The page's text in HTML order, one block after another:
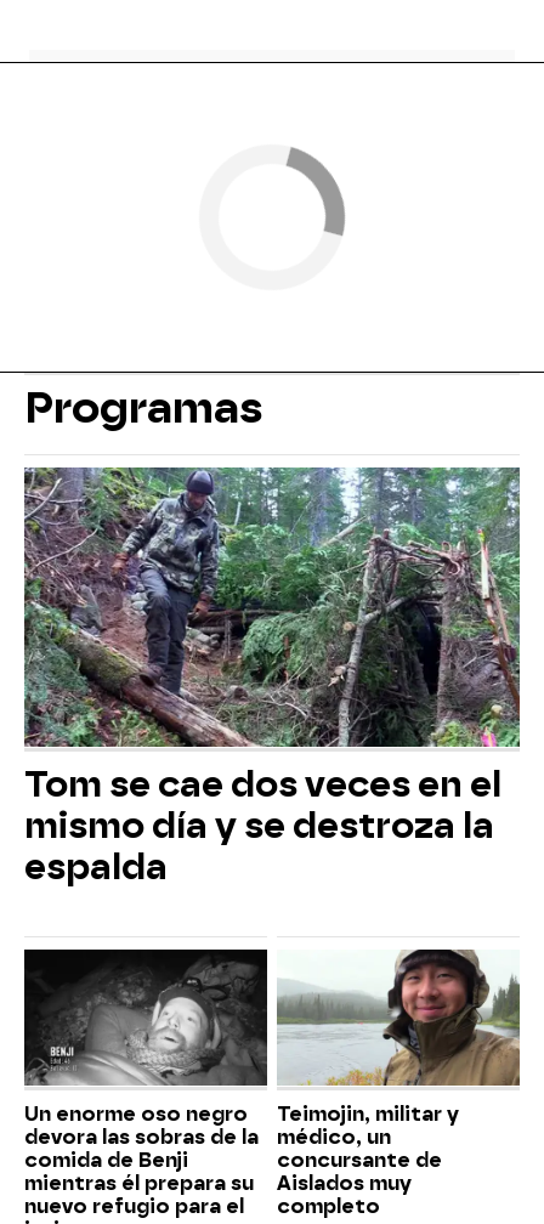
Programas
Tom se cae dos veces en el
mismo día y se destroza la
espalda
Un enorme oso negro
devora las sobras de la
comida de Benji
mientras él prepara su
nuevo refugio para el
Teimojin, militar y
médico, un
concursante de
Aislados muy
completo